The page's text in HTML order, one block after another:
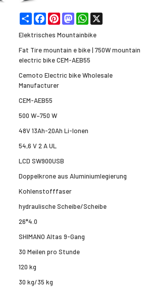
Share FacebookPinterestMastodonWhatsApp
Elektrisches Mountainbike
Fat Tire mountain e bike | 750W mountain
electric bike CEM-AEB55
Cemoto Electric bike Wholesale
Manufacturer
CEM-AEB55
500 W–750 W
48V 13Ah-20Ah Li-Ionen
54,6 V 2 A UL
LCD SW900USB
Doppelkrone aus Aluminiumlegierung
Kohlenstofffaser
hydraulische Scheibe/Scheibe
26*4.0
SHIMANO Altas 9-Gang
30 Meilen pro Stunde
120 kg
30 kg/35 kg